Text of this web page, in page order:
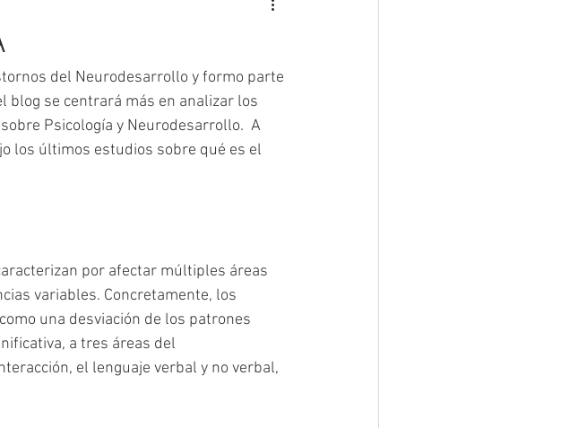
del Neurodesarrollo y formo parte
blog se centrará más en analizar los
Psicología y Neurodesarrollo.  A
los últimos estudios sobre qué es el
por afectar múltiples áreas
variables. Concretamente, los
una desviación de los patrones
a tres áreas del
el lenguaje verbal y no verbal,